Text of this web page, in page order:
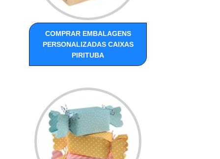
COMPRAR EMBALAGENS
PERSONALIZADAS CAIXAS
PIRITUBA